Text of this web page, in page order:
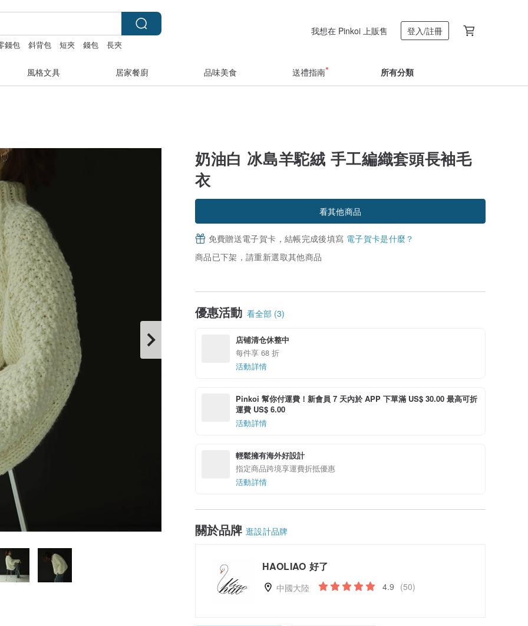
錢包 斜背包 短夾 錢包 長夾
我想在 Pinkoi 上販售 登入/註冊
風格文具 居家餐廚 品味美食 送禮指南 所有分類
奶油白 冰島羊駝絨 手工編織套頭長袖毛
衣
看其他商品
免費贈送電子賀卡，結帳完成後填寫 電子賀卡是什麼？
商品已下架，請重新選取其他商品
優惠活動 看全部 (3)
店铺清仓休整中
每件享 68 折
活動詳情
Pinkoi 幫你付運費！新會員 7 天內於 APP 下單滿 US$ 30.00 最高可折
運費 US$ 6.00
活動詳情
輕鬆擁有海外好設計
指定商品跨境享運費折抵優惠
活動詳情
關於品牌 逛設計品牌
HAOLIAO 好了
中國大陸 4.9 (50)